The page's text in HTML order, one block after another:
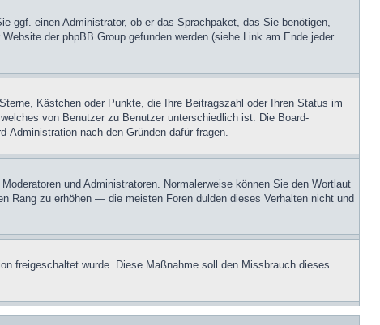
ggf. einen Administrator, ob er das Sprachpaket, das Sie benötigen,
der phpBB Group gefunden werden (siehe Link am Ende jeder
Kästchen oder Punkte, die Ihre Beitragszahl oder Ihren Status im
von Benutzer zu Benutzer unterschiedlich ist. Die Board-
Administration nach den Gründen dafür fragen.
und Administratoren. Normalerweise können Sie den Wortlaut
Rang zu erhöhen — die meisten Foren dulden dieses Verhalten nicht und
freigeschaltet wurde. Diese Maßnahme soll den Missbrauch dieses